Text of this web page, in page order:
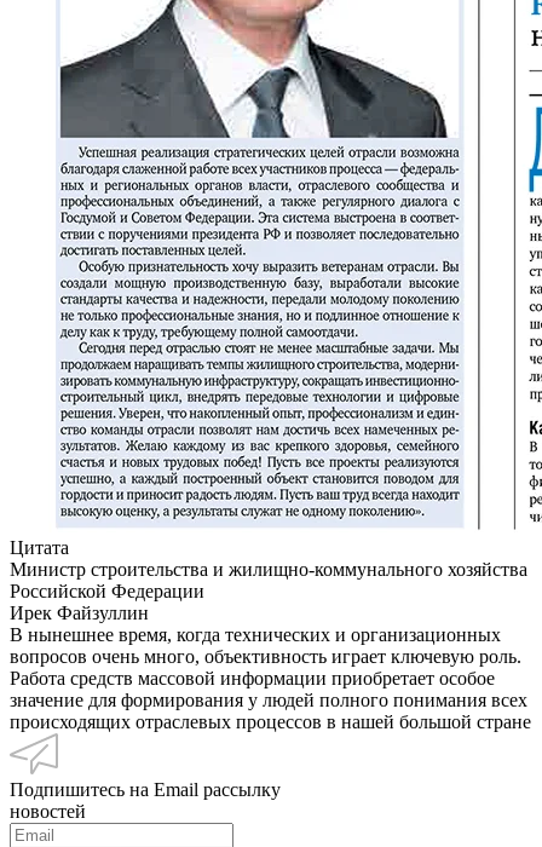
Цитата
Министр строительства и жилищно-коммунального хозяйства
Российской Федерации
Ирек Файзуллин
В нынешнее время, когда технических и организационных
вопросов очень много, объективность играет ключевую роль.
Работа средств массовой информации приобретает особое
значение для формирования у людей полного понимания всех
происходящих отраслевых процессов в нашей большой стране
Подпишитесь на Email рассылку
новостей